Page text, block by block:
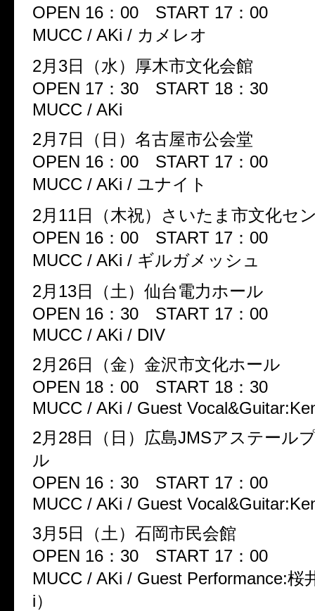
OPEN 16：00 START 17：00
MUCC / AKi / カメレオ
2月3日（水）厚木市文化会館
OPEN 17：30 START 18：30
MUCC / AKi
2月7日（日）名古屋市公会堂
OPEN 16：00 START 17：00
MUCC / AKi / ユナイト
2月11日（木祝）さいたま市文化セ
OPEN 16：00 START 17：00
MUCC / AKi / ギルガメッシュ
2月13日（土）仙台電力ホール
OPEN 16：30 START 17：00
MUCC / AKi / DIV
2月26日（金）金沢市文化ホール
OPEN 18：00 START 18：30
MUCC / AKi / Guest
2月28日（日）広島JMSアステール
ル
OPEN 16：30 START 17：00
MUCC / AKi / Guest
3月5日（土）石岡市民会館
OPEN 16：30 START 17：00
MUCC / AKi / Guest Performance:桜
i）